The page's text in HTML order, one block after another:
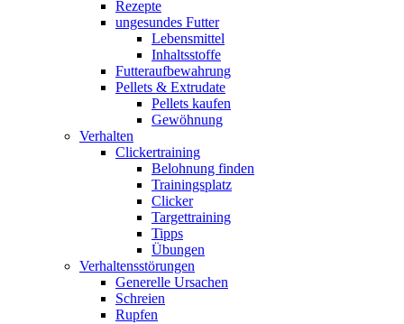
Rezepte
ungesundes Futter
Lebensmittel
Inhaltsstoffe
Futteraufbewahrung
Pellets & Extrudate
Pellets kaufen
Gewöhnung
Verhalten
Clickertraining
Belohnung finden
Trainingsplatz
Clicker
Targettraining
Tipps
Übungen
Verhaltensstörungen
Generelle Ursachen
Schreien
Rupfen